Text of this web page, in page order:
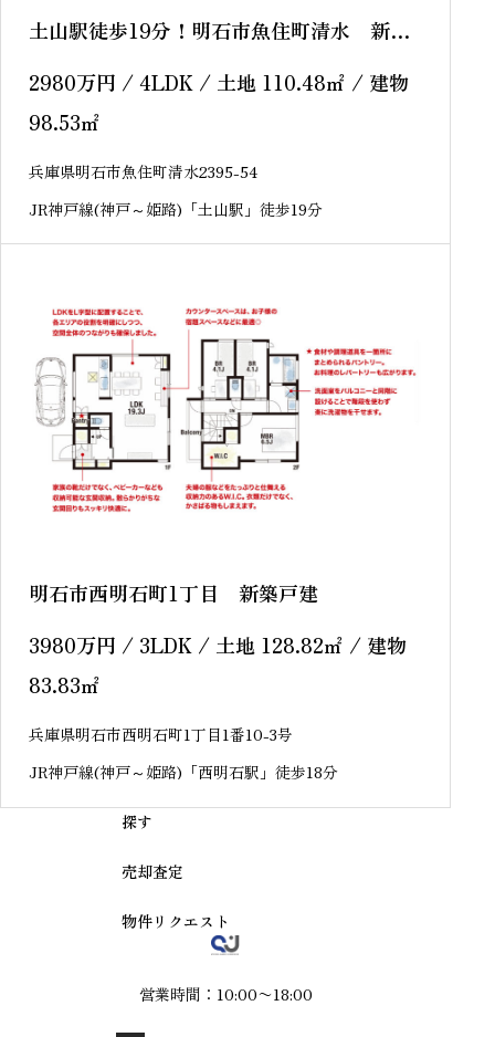
土山駅徒歩19分！明石市魚住町清水 新築
戸建
2980万円 / 4LDK / 土地 110.48㎡ / 建物
98.53㎡
兵庫県明石市魚住町清水2395-54
JR神戸線(神戸～姫路)「土山駅」徒歩19分
明石市西明石町1丁目 新築戸建
3980万円 / 3LDK / 土地 128.82㎡ / 建物
83.83㎡
兵庫県明石市西明石町1丁目1番10-3号
JR神戸線(神戸～姫路)「西明石駅」徒歩18分
探す
売却査定
物件リクエスト
営業時間：10:00〜18:00